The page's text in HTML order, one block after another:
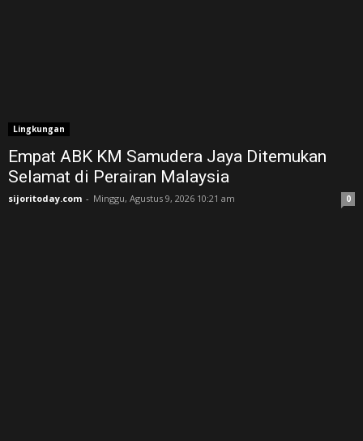
Lingkungan
Empat ABK KM Samudera Jaya Ditemukan
Selamat di Perairan Malaysia
sijoritoday.com - Minggu, Agustus 9, 2026 10:21 am 0